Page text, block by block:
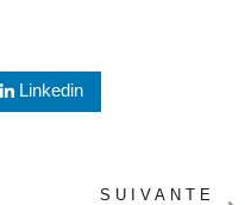
Linkedin
SUIVANTE